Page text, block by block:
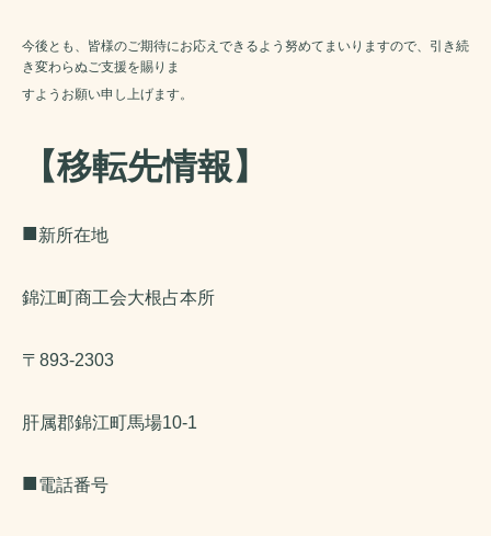
今後とも、皆様のご期待にお応えできるよう努めてまいりますので、引き続
き変わらぬご支援を賜りま
すようお願い申し上げます。
【移転先情報】
■新所在地
錦江町商工会大根占本所
〒893-2303
肝属郡錦江町馬場10-1
■電話番号